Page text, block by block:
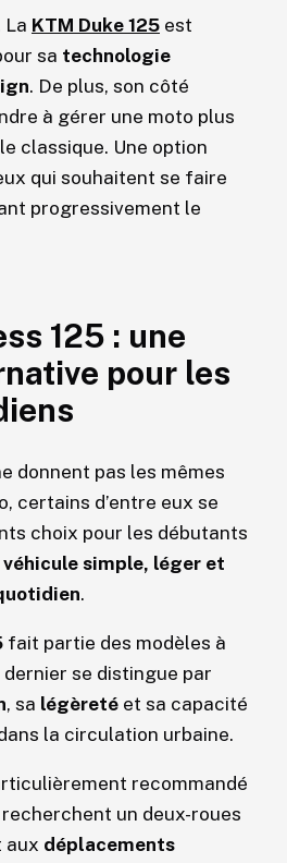
La KTM Duke 125 est
sa technologie
. De plus, son côté
à gérer une moto plus
classique. Une option
qui souhaitent se faire
progressivement le
125 : une
pour les
donnent pas les mêmes
certains d’entre eux se
choix pour les débutants
véhicule simple, léger et
.
fait partie des modèles à
se distingue par
, sa légèreté et sa capacité
la circulation urbaine.
recommandé
un deux-roues
aux déplacements